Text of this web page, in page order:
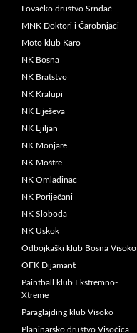
Lovačko društvo Srndać
MNK Doktori i Čarobnjaci
Moto klub Karo
NK Bosna
NK Bratstvo
NK Kralupi
NK Liješeva
NK Ljiljan
NK Monjare
NK Moštre
NK Omladinac
NK Poriječani
NK Sloboda
NK Uskok
Odbojkaški klub Bosna Visoko
OFK Dijamant
Paintball klub Ekstremno-
Xtreme
Paraglajding klub Visoko
Planinarsko društvo Visočica